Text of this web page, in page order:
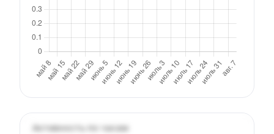
Активность по часам